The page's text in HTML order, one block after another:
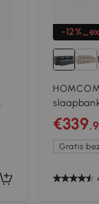
-
kussens,
€339
Gratis